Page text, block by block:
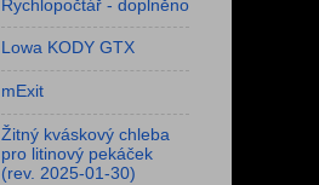
Rychlopočtář - doplněno
Lowa KODY GTX
mExit
Žitný kváskový chleba
pro litinový pekáček
(rev. 2025-01-30)